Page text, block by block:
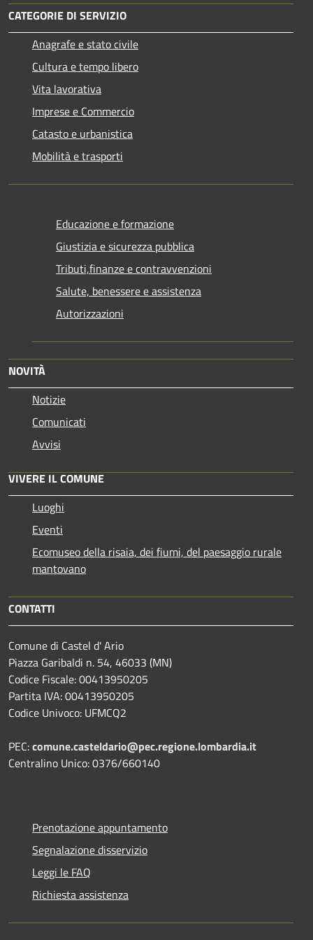
CATEGORIE DI SERVIZIO
Anagrafe e stato civile
Cultura e tempo libero
Vita lavorativa
Imprese e Commercio
Catasto e urbanistica
Mobilità e trasporti
Educazione e formazione
Giustizia e sicurezza pubblica
Tributi,finanze e contravvenzioni
Salute, benessere e assistenza
Autorizzazioni
NOVITÀ
Notizie
Comunicati
Avvisi
VIVERE IL COMUNE
Luoghi
Eventi
Ecomuseo della risaia, dei fiumi, del paesaggio rurale
mantovano
CONTATTI
Comune di Castel d' Ario
Piazza Garibaldi n. 54, 46033 (MN)
Codice Fiscale: 00413950205
Partita IVA: 00413950205
Codice Univoco: UFMCQ2
PEC:comune.casteldario@pec.regione.lombardia.it
Centralino Unico: 0376/660140
Prenotazione appuntamento
Segnalazione disservizio
Leggi le FAQ
Richiesta assistenza